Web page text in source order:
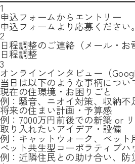
1
申込フォームからエントリー
申込フォームより応募ください。
2
日程調整のご連絡（メール・お
日程調整
3
オンラインインタビュー（
当日は以下のような事柄につい
現在の住環境・お困りごと
例：騒音、ニオイ対策、収納
将来の住まい計画・予算感
例：7000万円前後での新築 or
取り入れたいアイデア・設備
例：キャットウォーク、ペッ
ペット共生型コーポラティブ
例：近隣住民との助け合い、